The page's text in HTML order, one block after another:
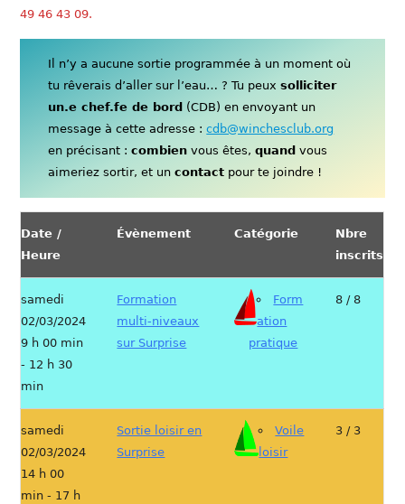
49 46 43 09.
Il n’y a aucune sortie programmée à un moment où
tu rêverais d’aller sur l’eau… ? Tu peuxsolliciter
un.e chef.fe de bord (CDB) en envoyant un
message à cette adresse :cdb@winchesclub.org
en précisant :combien vous êtes,quand vous
aimeriez sortir, et uncontact pour te joindre !
Date /
Heure
Évènement Catégorie
Nbre
inscrits
samedi
02/03/2024
9 h 00 min
- 12 h 30
min
Formation
multi-niveaux
sur Surprise
Form
ation
pratique
8 / 8
samedi
02/03/2024
14 h 00
min - 17 h
Sortie loisir en
Surprise
Voile
loisir
3 / 3